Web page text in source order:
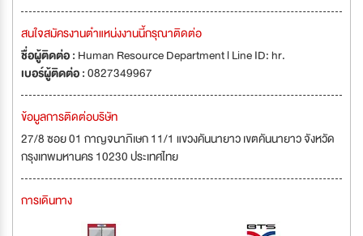
สนใจสมัครงานตำแหน่งงานนี้กรุณาติดต่อ
ชื่อผู้ติดต่อ : Human Resource Department l Line ID: hr.
เบอร์ผู้ติดต่อ :0827349967
ข้อมูลการติดต่อบริษัท
27/8 ซอย 01 กาญจนาภิเษก 11/1 แขวงคันนายาว เขตคันนายาว จังหวัด
กรุงเทพมหานคร 10230 ประเทศไทย
การเดินทาง